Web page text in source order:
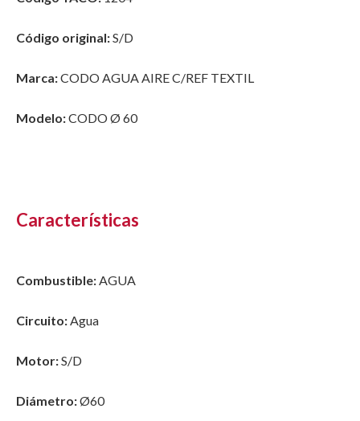
Código original:S/D
Marca:CODO AGUA AIRE C/REF TEXTIL
Modelo:CODO Ø 60
Características
Combustible:AGUA
Circuito:Agua
Motor:S/D
Diámetro:Ø60